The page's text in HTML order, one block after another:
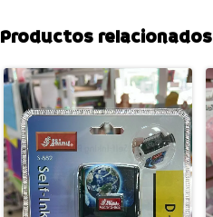
Productos relacionados